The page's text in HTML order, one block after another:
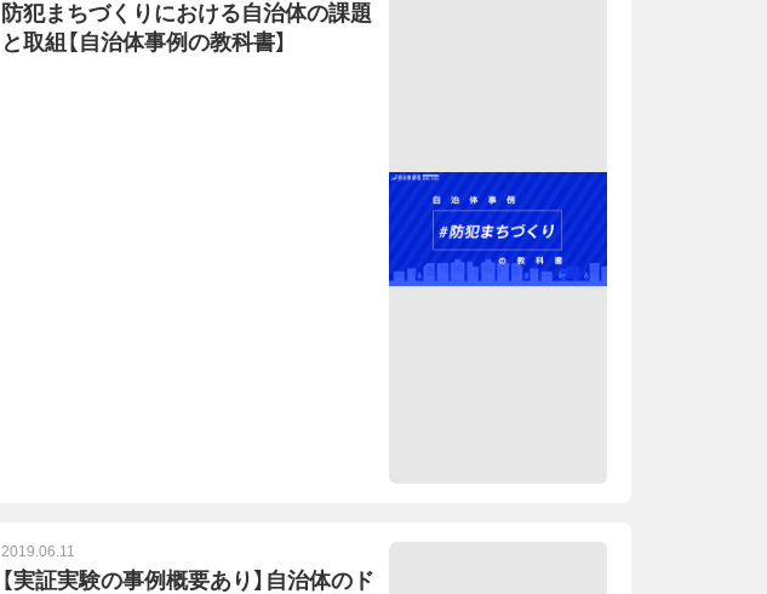
防犯まちづくりにおける自治体の課題
と取組【自治体事例の教科書】
2019.06.11
【実証実験の事例概要あり】自治体のド